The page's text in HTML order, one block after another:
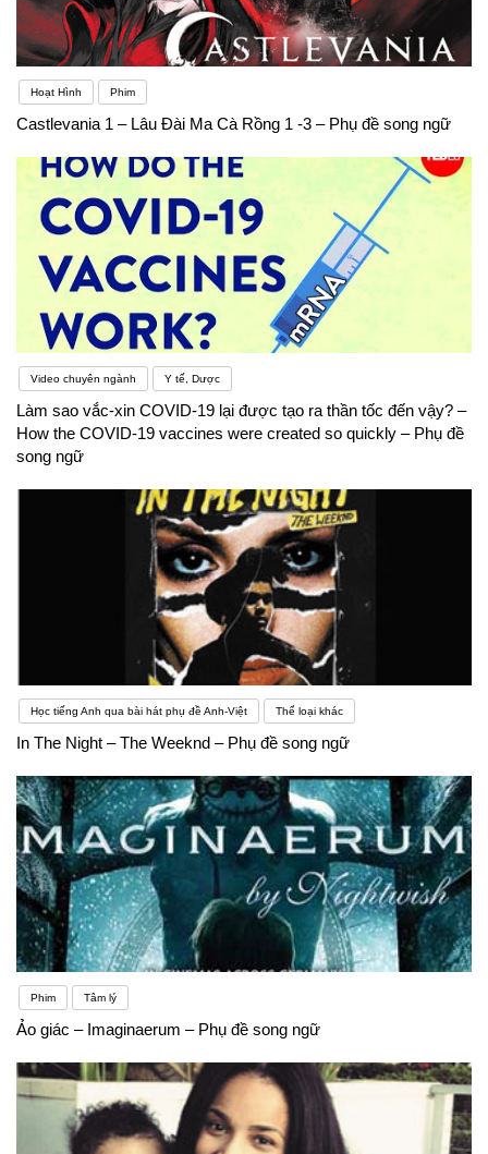
Hoạt Hình Phim
Castlevania 1 – Lâu Đài Ma Cà Rồng 1 -3 – Phụ đề song ngữ
Video chuyên ngành Y tế, Dược
Làm sao vắc-xin COVID-19 lại được tạo ra thần tốc đến vậy? –
How the COVID-19 vaccines were created so quickly – Phụ đề
song ngữ
Học tiếng Anh qua bài hát phụ đề Anh-Việt Thể loại khác
In The Night – The Weeknd – Phụ đề song ngữ
Phim Tâm lý
Ảo giác – Imaginaerum – Phụ đề song ngữ